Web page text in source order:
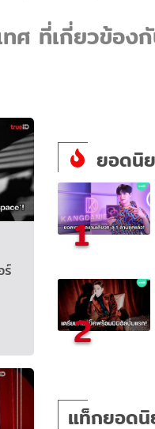
ศ ที่เกี่ยวข้อ
ร์
ยอดนิ
1
2
แท็กยอด